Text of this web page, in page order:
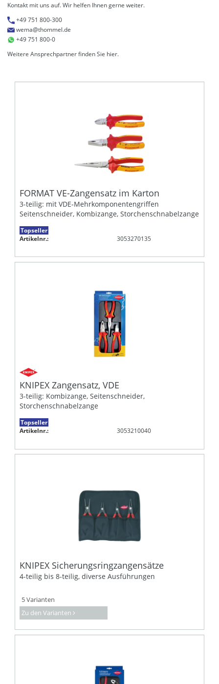
Kontakt mit uns auf. Wir helfen Ihnen gerne weiter.
+49 751 800-300
wema@thommel.de
+49 751 800-0
Weitere Ansprechpartner finden Sie hier.
FORMAT VE-Zangensatz im Karton
3-teilig: mit VDE-Mehrkomponentengriffen
Seitenschneider, Kombizange, Storchenschnabelzange
Topseller
Artikelnr.:
3053270135
KNIPEX Zangensatz, VDE
3-teilig: Kombizange, Seitenschneider,
Storchenschnabelzange
Topseller
Artikelnr.:
3053210040
KNIPEX Sicherungsringzangensätze
4-teilig bis 8-teilig, diverse Ausführungen
5 Varianten
Zu den Varianten